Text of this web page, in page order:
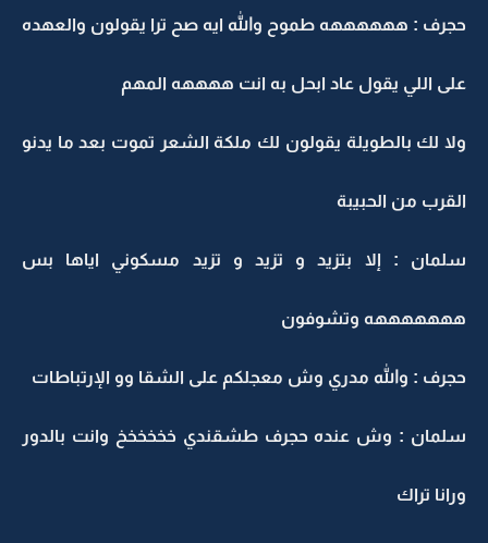
حجرف : ههههههه طموح والله ايه صح ترا يقولون والعهده
على اللي يقول عاد ابحل به انت ههههه المهم
ولا لك بالطويلة يقولون لك ملكة الشعر تموت بعد ما يدنو
القرب من الحبيبة
سلمان : إلا بتزيد و تزيد و تزيد مسكوني اياها بس
هههههههه وتشوفون
حجرف : والله مدري وش معجلكم على الشقا وو الإرتباطات
سلمان : وش عنده حجرف طشقندي خخخخخخ وانت بالدور
ورانا تراك